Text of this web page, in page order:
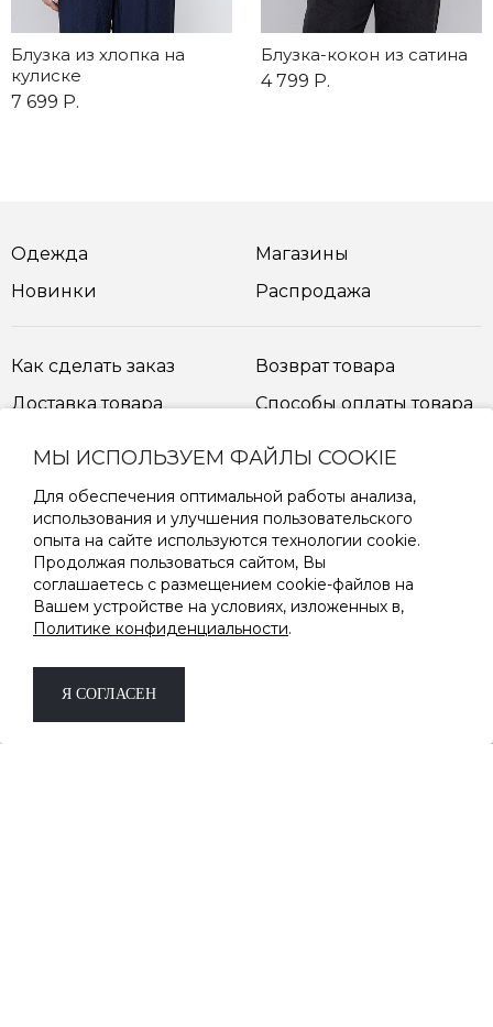
Блузка из хлопка на
кулиске
7 699 Р.
Блузка-кокон из сатина
4 799 Р.
Одежда
Новинки
Магазины
Распродажа
Как сделать заказ
Доставка товара
Возврат товара
Способы оплаты товара
ПОДПИШИТЕСЬ НА РАССЫЛКУ
Узнавайте первыми о новинках и скидках
Дарим скидку -10%на первый заказ за
*не суммируется с другими акциями и
МЫ ИСПОЛЬЗУЕМ ФАЙЛЫ COOKIE
Для обеспечения оптимальной работы анализа,
использования и улучшения пользовательского
опыта на сайте используются технологии cookie.
Продолжая пользоваться сайтом, Вы
соглашаетесь с размещением cookie-файлов на
Вашем устройстве на условиях, изложенных в,
Политике конфиденциальности.
Я СОГЛАСЕН